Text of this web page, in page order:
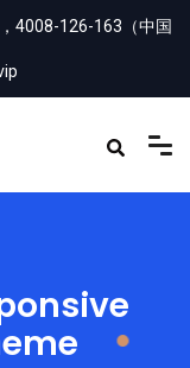
4008-126-163（中国